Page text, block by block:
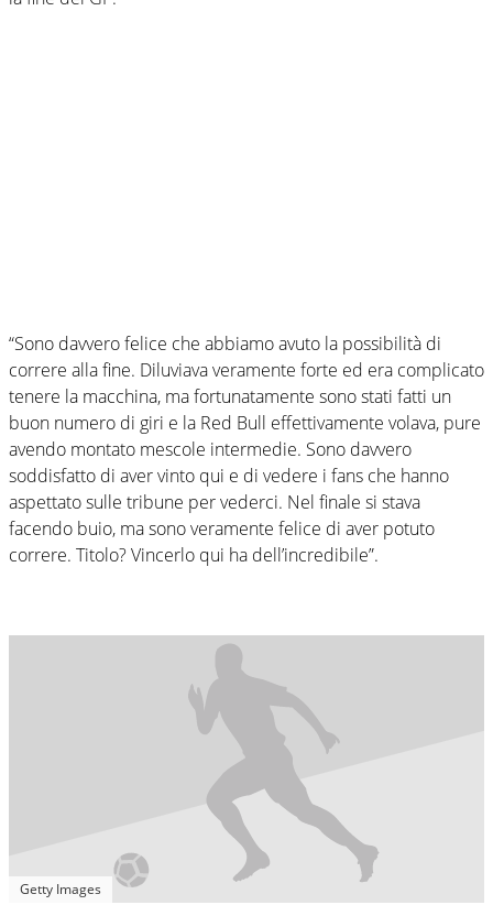
“Sono davvero felice che abbiamo avuto la possibilità di
correre alla fine. Diluviava veramente forte ed era complicato
tenere la macchina, ma fortunatamente sono stati fatti un
buon numero di giri e la Red Bull effettivamente volava, pure
avendo montato mescole intermedie. Sono davvero
soddisfatto di aver vinto qui e di vedere i fans che hanno
aspettato sulle tribune per vederci. Nel finale si stava
facendo buio, ma sono veramente felice di aver potuto
correre. Titolo? Vincerlo qui ha dell’incredibile”.
Getty Images